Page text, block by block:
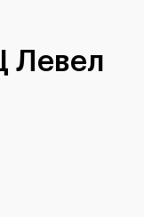
Левел